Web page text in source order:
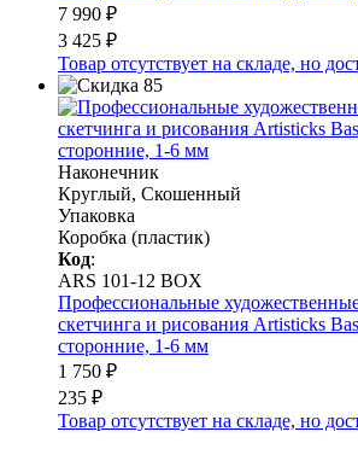
7 990 ₽
3 425 ₽
Товар отсутствует на складе, но
Наконечник
Круглый, Скошенный
Упаковка
Коробка (пластик)
Код:
ARS 101-12 BOX
Профессиональные
скетчинга и рисования Artisticks
сторонние, 1-6 мм
1 750 ₽
235 ₽
Товар отсутствует на складе, но